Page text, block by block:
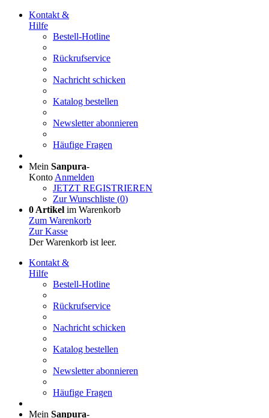
Kontakt &
Hilfe
Bestell-Hotline
Rückrufservice
Nachricht schicken
Katalog bestellen
Newsletter abonnieren
Häufige Fragen
Mein Sanpura-
Konto Anmelden
JETZT REGISTRIEREN
Zur Wunschliste (0)
0 Artikel im Warenkorb
Zum Warenkorb
Zur Kasse
Der Warenkorb ist leer.
Kontakt &
Hilfe
Bestell-Hotline
Rückrufservice
Nachricht schicken
Katalog bestellen
Newsletter abonnieren
Häufige Fragen
Mein Sanpura-